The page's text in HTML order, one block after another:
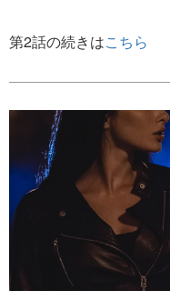
第2話の続きはこちら